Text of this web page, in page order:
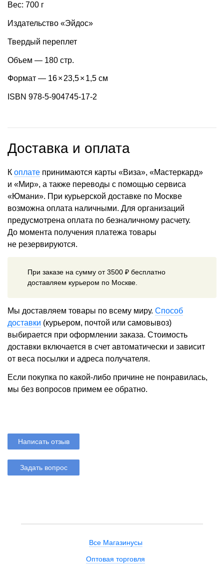
Вес: 700 г
Издательство «Эйдос»
Твердый переплет
Объем — 180 стр.
Формат — 16×23,5× 1,5 см
ISBN 978-5-904745-17-2
Доставка и оплата
К оплате принимаются карты «Виза», «Мастеркард»
и «Мир», а также переводы с помощью сервиса
«Юмани». При курьерской доставке по Москве
возможна оплата наличными. Для организаций
предусмотрена оплата по безналичному расчету.
До момента получения платежа товары
не резервируются.
При заказе на сумму от 3500 ₽ бесплатно
доставляем курьером по Москве.
Мы доставляем товары по всему миру. Способ
доставки (курьером, почтой или самовывоз)
выбирается при оформлении заказа. Стоимость
доставки включается в счет автоматически и зависит
от веса посылки и адреса получателя.
Если покупка по какой-либо причине не понравилась,
мы без вопросов примем ее обратно.
Написать отзыв
Задать вопрос
Все Магазинусы
Оптовая торговля